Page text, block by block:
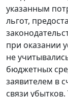
указанным
льгот,
при оказании
не
бюджетных
заявителем в
связи